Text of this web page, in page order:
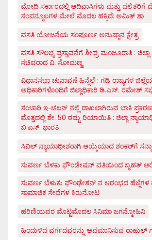
ಮೋದಿ ಸರ್ಕಾರದಲ್ಲಿ ಆದಿವಾಸಿಗಳು ಮತ್ತು ದಲಿತರಿಗೆ
ಸಂಪನ್ಮೂಲಗಳ ಮೇಲೆ ಮೊದಲ ಹಕ್ಕಿದೆ: ಅಮಿತ್ ಶಾ
ವಸತಿ ಯೋಜನೆಯ ಸಂಪೂರ್ಣ ಅನುಷ್ಠಾನ ಕ್ಷೇತ್ರ
ವಸತಿ ಸೌಲಭ್ಯ ಪ್ರಸ್ತಾವನೆಗೆ ಶೀಘ್ರ ಮಂಜೂರಾತಿ : ಜಿಲ್ಲಾ
ಸಚಿವರಾದ ವಿ. ಸೋಮಣ್ಣ
ವಿಧಾನಸಭಾ ಚುನಾವಣೆ ಹಿನ್ನೆಲೆ : ಗಡಿ ರಾಜ್ಯಗಳ
ಅಧಿಕಾರಿಗಳೊಂದಿಗೆ ಜಿಲ್ಲಾಧಿಕಾರಿ ಡಿ.ಎಸ್. ರಮೇಶ್
ಸಂಚಾರಿ ಇ-ಚಲನ್ ನಲ್ಲಿ ದಾಖಲಾಗಿರುವ ಬಾಕಿ
ಮೊತ್ತದಲ್ಲಿ ಶೇ. 50 ರಷ್ಟು ರಿಯಾಯಿತಿ : ಜಿಲ್ಲಾ
ಬಿ.ಎಸ್. ಭಾರತಿ
ಸಿವಿಲ್ ನ್ಯಾಯಾಧೀಶರಾಗಿ ಆಯ್ಕೆಯಾದ ಶಂಕರ್‌ಗೆ
ಸುವರ್ಣ ಬೆಳಕು ಫೌಂಡೇಷನ್ ವತಿಯಿಂದ ಬೃಹತ್
ಸುವರ್ಣ ಬೆಳುಕು ಫೌಂಢೇಶನ್ ನ ಆರಂಭದ ಹೆಜ್ಜೆಗಳ
ಸಾಮಾಜಿಕ ಸೇವೆಗಳ ಕಿರುನೋಟ
ಹರಿಣಿಯವರ ಮೊಟ್ಟಮೊದಲ ಸಿನಿಮಾ ಜಗನ್ಮೋಹಿನಿ
ಹಿಂದುಳಿದ ವರ್ಗದವರನ್ನು ಅವಮಾನಿಸುವ ರಾಹುಲ್